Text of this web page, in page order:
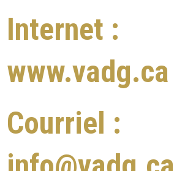
Internet :
www.vadg.ca
Courriel :